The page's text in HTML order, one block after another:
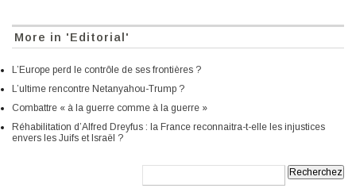
More in 'Editorial'
L’Europe perd le contrôle de ses frontières ?
L’ultime rencontre Netanyahou-Trump ?
Combattre « à la guerre comme à la guerre »
Réhabilitation d’Alfred Dreyfus : la France reconnaitra-t-elle les injustices
envers les Juifs et Israël ?